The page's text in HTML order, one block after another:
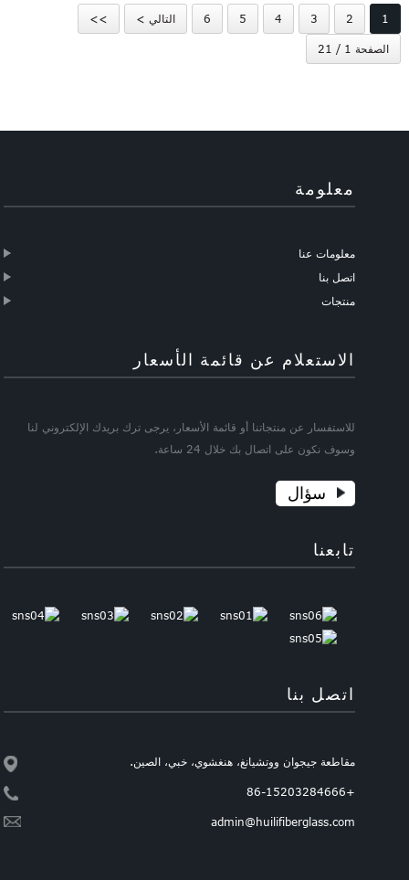
1
2
3
4
5
6 التالي > >>
الصفحة 1 / 21
معلومة
معلومات عنا
اتصل بنا
منتجات
الاستعلام عن قائمة الأسعار
للاستفسار عن منتجاتنا أو قائمة الأسعار، يرجى ترك بريدك الإلكتروني لنا
وسوف نكون على اتصال بك خلال 24 ساعة.
سؤال
تابعنا
اتصل بنا
مقاطعة جيجوان ووتشيانغ، هنغشوي، خبي، الصين.
+86-15203284666
admin@huilifiberglass.com